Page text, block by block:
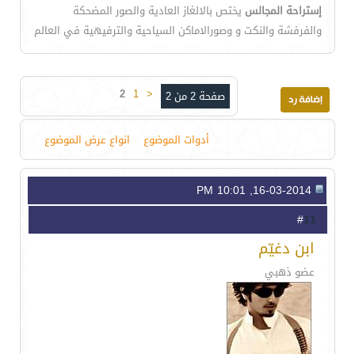
إستراحة المجالس يختص بالالغاز العادية والصور المضحكة
والفرفشة والنكت و وصورالاماكن السياحية والترفيهية في العالم
صفحة 2 من 2 <
1
2
أدوات الموضوع انواع عرض الموضوع
11
ابن دغيّم
عضو ذهبي